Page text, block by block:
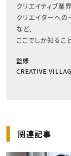
クリエイティブ業
クリエイターへの
など、
ここでしか知るこ
監修
CREATIVE
関連記事